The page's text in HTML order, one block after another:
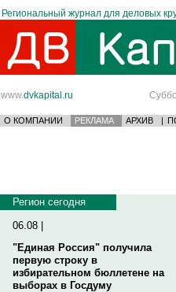
Региональный журнал для деловых
www.dvkapital.ru
О КОМПАНИИ РЕКЛАМА АРХИВ |
Регион сегодня
06.08 |
"Единая Россия" получила
первую строку в
избирательном бюллетене на
выборах в Госдуму